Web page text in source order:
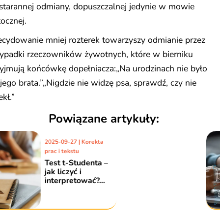
odmiany, dopuszczalnej jedynie w mowie
mniej rozterek towarzyszy odmianie przez
rzeczowników żywotnych, które w bierniku
końcówkę dopełniacza:„Na urodzinach nie było
brata.”„Nigdzie nie widzę psa, sprawdź, czy nie
Powiązane artykuły:
2019-08-08 | Korekta
prac i tekstu
Co powinniście
wiedzieć o
dwukropku